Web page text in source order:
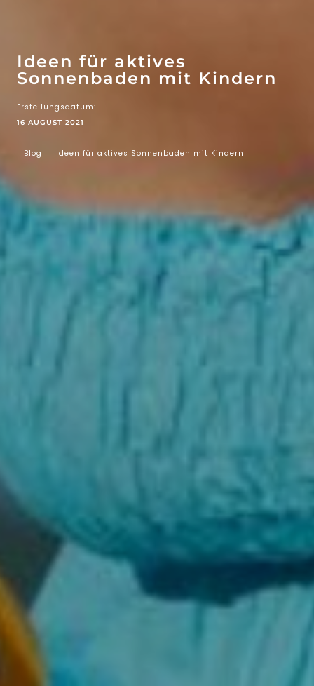
Ideen für aktives
Sonnenbaden mit Kindern
16 AUGUST 2021
Erstellungsdatum:
Blog Ideen für aktives Sonnenbaden mit Kindern